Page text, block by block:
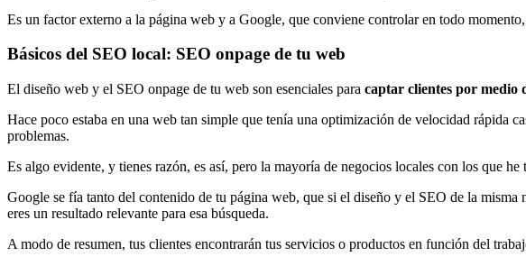
Es un factor externo a la página web y a Google, que conviene controlar en todo
Básicos del SEO local: SEO onpage de tu web
El diseño web y el SEO onpage de tu web son esenciales para captar clientes por medio
Hace poco estaba en una web tan simple que tenía una optimización de velocidad rápida
problemas.
Es algo evidente, y tienes razón, es así, pero la mayoría de negocios locales con los que
Google se fía tanto del contenido de tu página web, que si el diseño y el SEO de la
eres un resultado relevante para esa búsqueda.
A modo de resumen, tus clientes encontrarán tus servicios o productos en función del